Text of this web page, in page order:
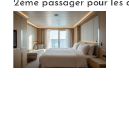
2ème passager pour les